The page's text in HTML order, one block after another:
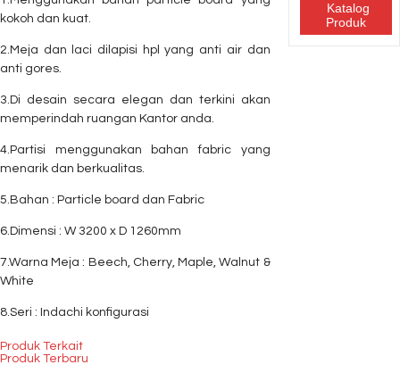
kokoh dan kuat.
2.Meja dan laci dilapisi hpl yang anti air dan
anti gores.
3.Di desain secara elegan dan terkini akan
memperindah ruangan Kantor anda.
4.Partisi menggunakan bahan fabric yang
menarik dan berkualitas.
5.Bahan : Particle board dan Fabric
6.Dimensi : W 3200 x D 1260mm
7.Warna Meja : Beech, Cherry, Maple, Walnut &
White
8.Seri : Indachi konfigurasi
Produk Terkait
Produk Terbaru
Katalog
Produk